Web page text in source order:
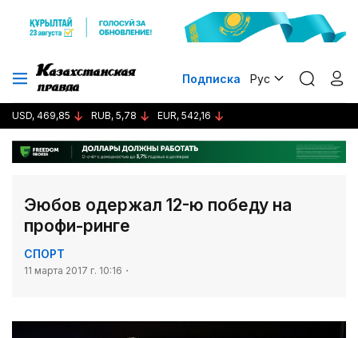
Подписка Рус
USD, 469,85 RUB, 5,78 EUR, 542,16
Эюбов одержал 12-ю победу на
профи-ринге
СПОРТ
11 марта 2017 г. 10:16